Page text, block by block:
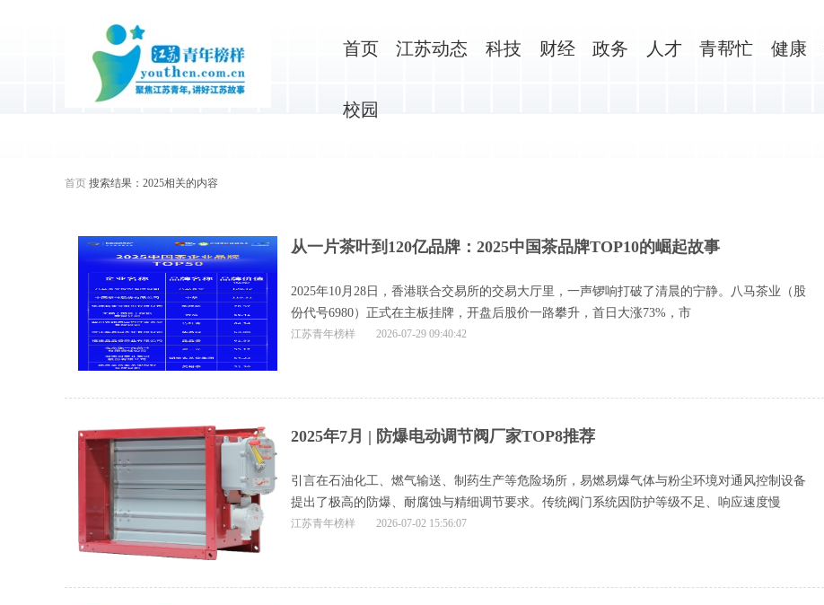
首页 江苏动态 科技 财经 政务 人才 青帮忙 健康
校园
首页 搜索结果： 2025相关的内容
从一片茶叶到120亿品牌：2025中国茶品牌TOP10的崛起故事
2025年10月28日，香港联合交易所的交易大厅里，一声锣响打破了清晨的宁静。八马茶业（股
份代号6980）正式在主板挂牌，开盘后股价一路攀升，首日大涨73%，市
江苏青年榜样 2026-07-29 09:40:42
2025年7月 | 防爆电动调节阀厂家TOP8推荐
引言在石油化工、燃气输送、制药生产等危险场所，易燃易爆气体与粉尘环境对通风控制设备
提出了极高的防爆、耐腐蚀与精细调节要求。传统阀门系统因防护等级不足、响应速度慢
江苏青年榜样 2026-07-02 15:56:07